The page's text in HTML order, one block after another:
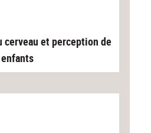
cerveau et perception de